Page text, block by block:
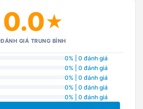
0.0★
ĐÁNH GIÁ TRUNG BÌNH
0% | 0 đánh giá
0% | 0 đánh giá
0% | 0 đánh giá
0% | 0 đánh giá
0% | 0 đánh giá